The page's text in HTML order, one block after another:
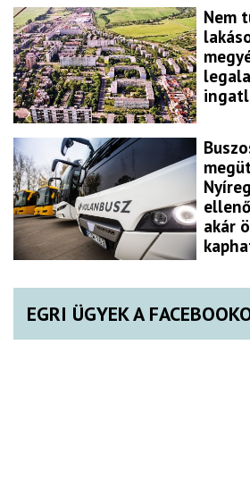
Nem
akár
EGRI ÜGYEK A